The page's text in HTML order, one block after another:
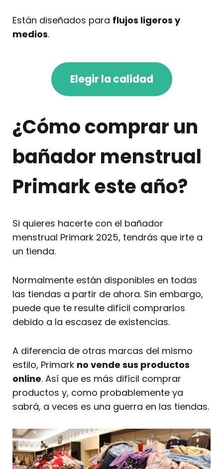
Están diseñados para flujos ligeros y
medios.
Elegir la calidad
¿Cómo comprar un
bañador menstrual
Primark este año?
Si quieres hacerte con el bañador
menstrual Primark 2025, tendrás que irte a
un tienda.
Normalmente están disponibles en todas
las tiendas a partir de ahora. Sin embargo,
puede que te resulte difícil comprarlos
debido a la escasez de existencias.
A diferencia de otras marcas del mismo
estilo, Primark no vende sus productos
online. Así que es más difícil comprar
productos y, como probablemente ya
sabrá, a veces es una guerra en las tiendas.